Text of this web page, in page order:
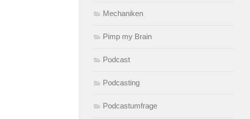
Mechaniken
Pimp my Brain
Podcast
Podcasting
Podcastumfrage